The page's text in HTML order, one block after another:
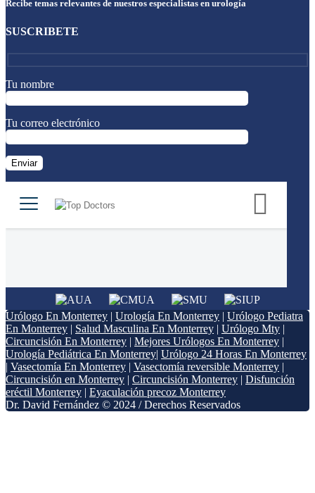
Recibe temas relevantes de nuestros especialistas en urología
SUSCRIBETE
Tu nombre
Tu correo electrónico
Urólogo En Monterrey | Urología En Monterrey | Urólogo Pediatra
En Monterrey | Salud Masculina En Monterrey | Urólogo Mty |
Circuncisión En Monterrey | Mejores Urólogos En Monterrey |
Urología Pediátrica En Monterrey| Urólogo 24 Horas En Monterrey
| Vasectomía En Monterrey | Vasectomía reversible Monterrey |
Circuncisión en Monterrey | Circuncisión Monterrey | Disfunción
eréctil Monterrey | Eyaculación precoz Monterrey
Dr. David Fernández © 2024 / Derechos Reservados